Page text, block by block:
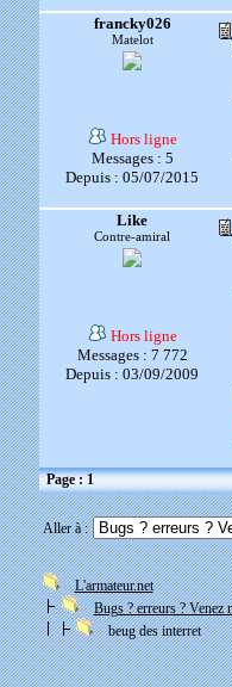
francky026
Matelot
Hors ligne
Messages : 5
Depuis : 05/07/2015
Like
Contre-amiral
Hors ligne
Messages : 7 772
Depuis : 03/09/2009
Page : 1
Aller à :
L'armateur.net
Bugs ? erreurs ? Venez
beug des interret